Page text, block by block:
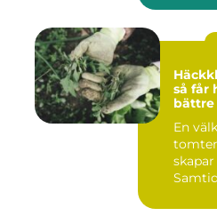
så får
bättre
En